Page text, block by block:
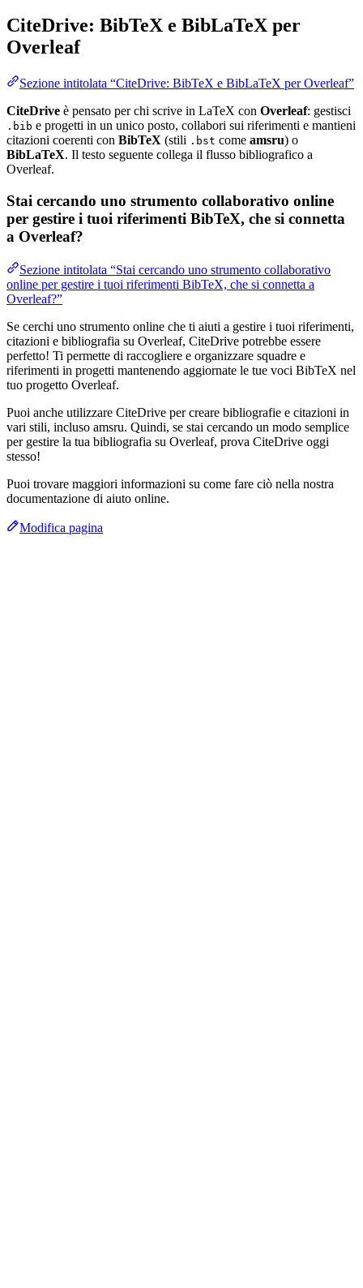
CiteDrive: BibTeX e BibLaTeX per
Overleaf
Sezione intitolata “CiteDrive: BibTeX e BibLaTeX per Overleaf”
CiteDrive è pensato per chi scrive in LaTeX con Overleaf: gestisci
.bib e progetti in un unico posto, collabori sui riferimenti e mantieni
citazioni coerenti con BibTeX (stili .bst come amsru) o
BibLaTeX. Il testo seguente collega il flusso bibliografico a
Overleaf.
Stai cercando uno strumento collaborativo online
per gestire i tuoi riferimenti BibTeX, che si connetta
a Overleaf?
Sezione intitolata “Stai cercando uno strumento collaborativo
online per gestire i tuoi riferimenti BibTeX, che si connetta a
Overleaf?”
Se cerchi uno strumento online che ti aiuti a gestire i tuoi riferimenti,
citazioni e bibliografia su Overleaf, CiteDrive potrebbe essere
perfetto! Ti permette di raccogliere e organizzare squadre e
riferimenti in progetti mantenendo aggiornate le tue voci BibTeX nel
tuo progetto Overleaf.
Puoi anche utilizzare CiteDrive per creare bibliografie e citazioni in
vari stili, incluso amsru. Quindi, se stai cercando un modo semplice
per gestire la tua bibliografia su Overleaf, prova CiteDrive oggi
stesso!
Puoi trovare maggiori informazioni su come fare ciò nella nostra
documentazione di aiuto online.
Modifica pagina